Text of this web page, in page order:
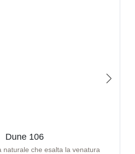
Dune 106
naturale che esalta la venatura